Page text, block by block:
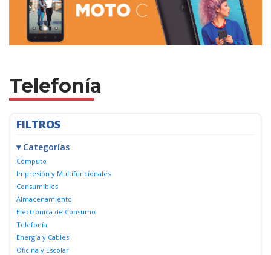
Telefonía
FILTROS
▾ Categorías
Cómputo
Impresión y Multifuncionales
Consumibles
Almacenamiento
Electrónica de Consumo
Telefonía
Energía y Cables
Oficina y Escolar